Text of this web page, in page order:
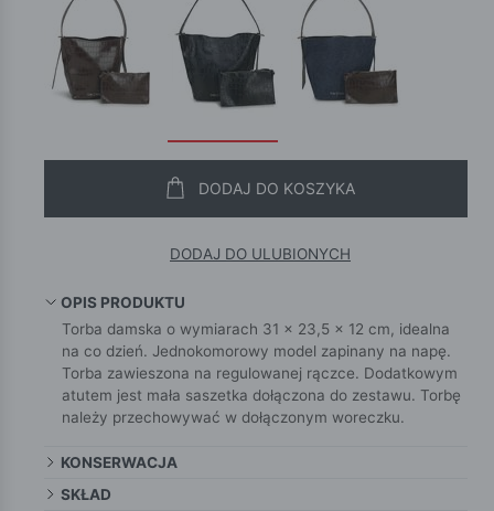
DODAJ DO KOSZYKA
DODAJ DO ULUBIONYCH
OPIS PRODUKTU
Torba damska o wymiarach 31 × 23,5 × 12 cm, idealna
na co dzień. Jednokomorowy model zapinany na napę.
Torba zawieszona na regulowanej rączce. Dodatkowym
atutem jest mała saszetka dołączona do zestawu. Torbę
należy przechowywać w dołączonym woreczku.
KONSERWACJA
SKŁAD